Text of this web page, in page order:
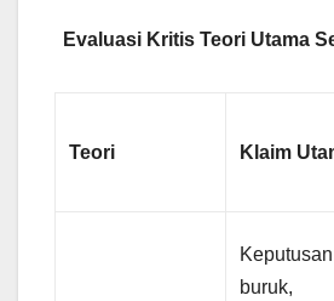
Evaluasi Kritis Teori Utama
Teori Klaim
Keputusan
buruk,